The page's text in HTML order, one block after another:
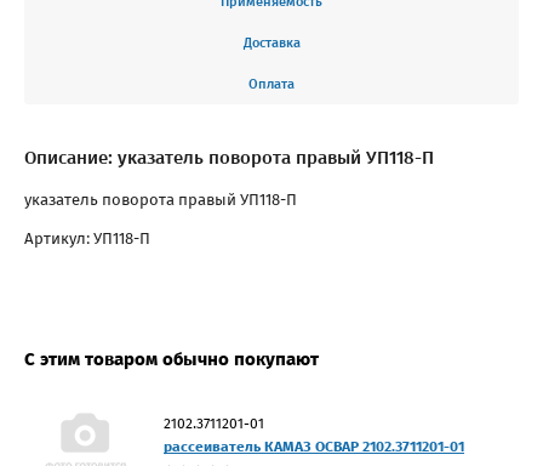
Доставка
Оплата
Описание: указатель поворота правый УП118-П
указатель поворота правый УП118-П
Артикул: УП118-П
С этим товаром обычно покупают
2102.3711201-01
рассеиватель КАМАЗ ОСВАР 2102.3711201-01